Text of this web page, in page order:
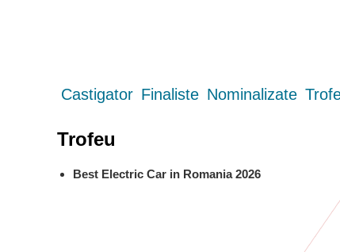
Castigator Finaliste Nominalizate
Trofeu
Best Electric Car in Romania 2026